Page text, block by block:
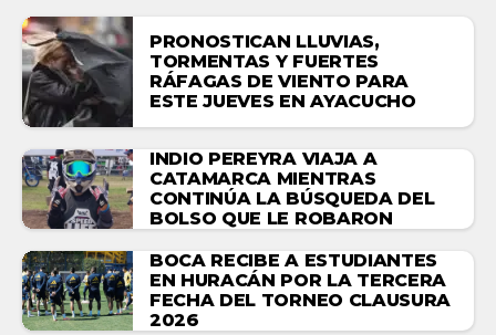
PRONOSTICAN LLUVIAS,
TORMENTAS Y FUERTES
RÁFAGAS DE VIENTO PARA
ESTE JUEVES EN AYACUCHO
INDIO PEREYRA VIAJA A
CATAMARCA MIENTRAS
CONTINÚA LA BÚSQUEDA DEL
BOLSO QUE LE ROBARON
BOCA RECIBE A ESTUDIANTES
EN HURACÁN POR LA TERCERA
FECHA DEL TORNEO CLAUSURA
2026